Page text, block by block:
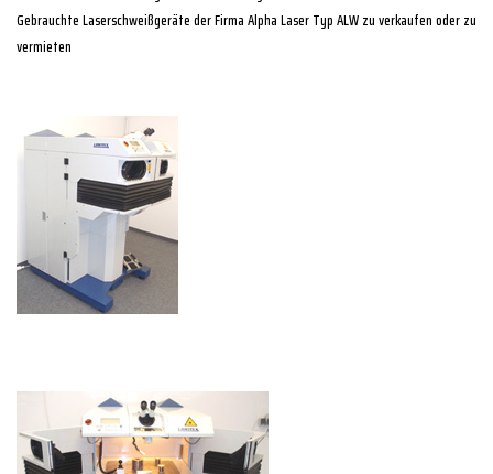
Gebrauchte Laserschweißgeräte der Firma Alpha Laser Typ ALW zu verkaufen oder zu
vermieten
WIG Schweißzusätze